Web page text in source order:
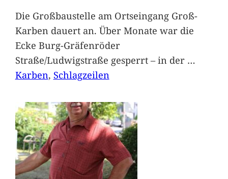
Die Großbaustelle am Ortseingang Groß-
Karben dauert an. Über Monate war die
Ecke Burg-Gräfenröder
Straße/Ludwigstraße gesperrt – in der …
Karben, Schlagzeilen